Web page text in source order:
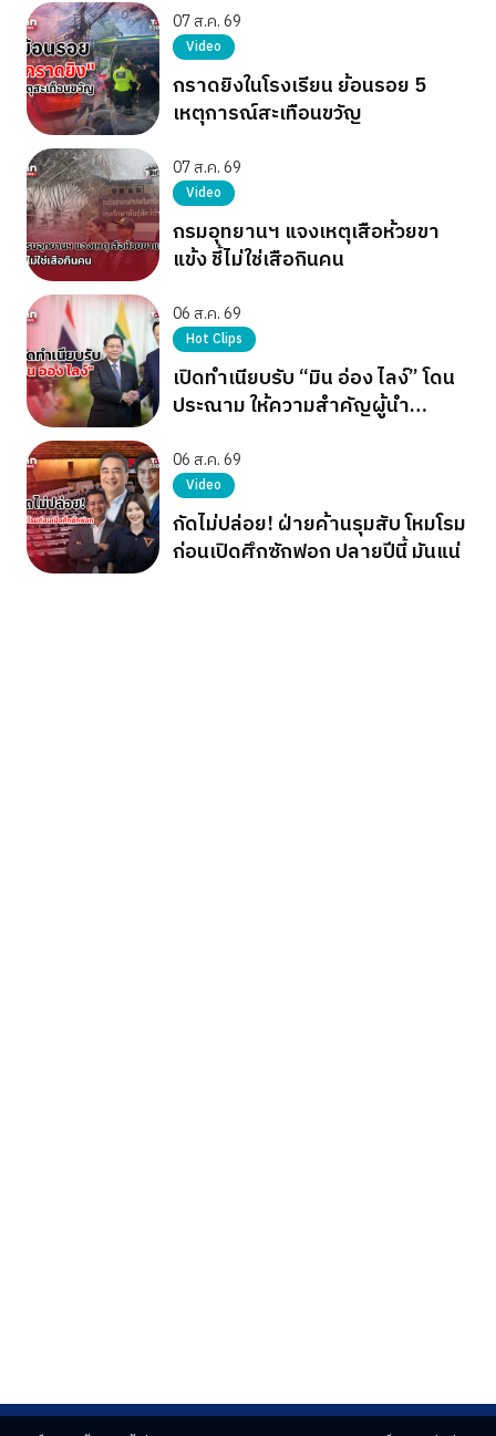
07 ส.ค. 69
Video
กราดยิงในโรงเรียน ย้อนรอย 5
เหตุการณ์สะเทือนขวัญ
07 ส.ค. 69
Video
กรมอุทยานฯ แจงเหตุเสือห้วยขา
แข้ง ชี้ไม่ใช่เสือกินคน
06 ส.ค. 69
Hot Clips
เปิดทำเนียบรับ “มิน อ่อง ไลง์” โดน
ประณาม ให้ความสำคัญผู้นำ
06 ส.ค. 69
Video
กัดไม่ปล่อย! ฝ่ายค้านรุมสับ โหมโรม
ก่อนเปิดศึกซักฟอก ปลายปีนี้ มันแน่